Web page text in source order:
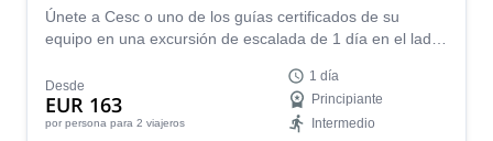
Únete a Cesc o uno de los guías certificados de su
equipo en una excursión de escalada de 1 día en el lado
equipadas te esperan.
Desde
EUR 163
por persona para 2 viajeros
1 día
Principiante
Intermedio